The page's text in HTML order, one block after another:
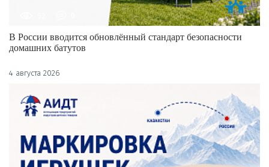
В России вводится обновлённый стандарт безопасности
домашних батутов
4 августа 2026